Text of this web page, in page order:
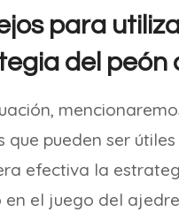
para
del peón
que pueden ser
efectiva la
el juego del